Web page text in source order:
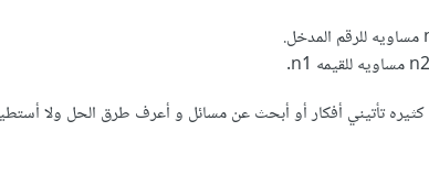
كثيره تأتيني أفكار أو أبحث عن مسائل و أعرف طرق الحل ولا